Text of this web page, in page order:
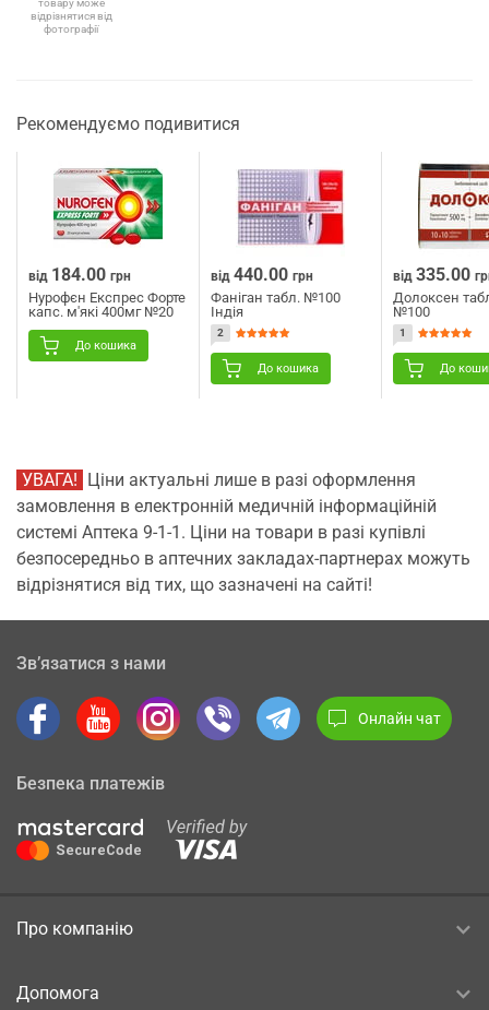
відрізнятися від
фотографії
Рекомендуємо подивитися
від 184.00 грн
Нурофєн Експрес Форте
капс. м'які 400мг №20
До кошика
від 440.00 грн
Фаніган табл. №100
Індія
2
До кошика
від 335.00
Долоксен
№100
1
До
УВАГА!
Ціни актуальні лише в разі оформлення
замовлення в електронній медичній інформаційній
системі Аптека 9-1-1. Ціни на товари в разі купівлі
безпосередньо в аптечних закладах-партнерах можуть
відрізнятися від тих, що зазначені на сайті!
Зв’язатися з нами
Онлайн чат
Безпека платежів
Про компанію
Допомога